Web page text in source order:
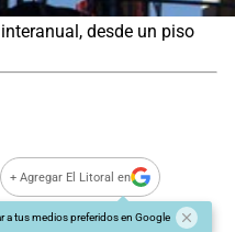
desde un piso
+ Agregar El Litoral en
a tus medios preferidos en Google